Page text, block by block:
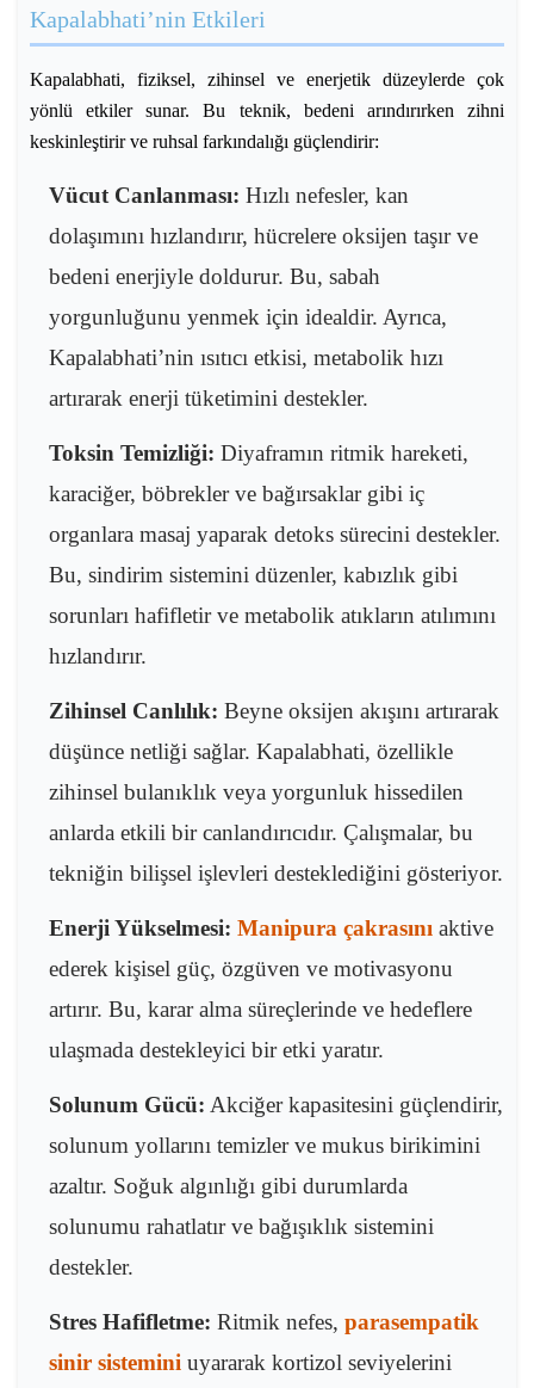
Kapalabhati’nin Etkileri
Kapalabhati, fiziksel, zihinsel ve enerjetik düzeylerde çok
yönlü etkiler sunar. Bu teknik, bedeni arındırırken zihni
keskinleştirir ve ruhsal farkındalığı güçlendirir:
Vücut Canlanması: Hızlı nefesler, kan
dolaşımını hızlandırır, hücrelere oksijen taşır ve
bedeni enerjiyle doldurur. Bu, sabah
yorgunluğunu yenmek için idealdir. Ayrıca,
Kapalabhati’nin ısıtıcı etkisi, metabolik hızı
artırarak enerji tüketimini destekler.
Toksin Temizliği: Diyaframın ritmik hareketi,
karaciğer, böbrekler ve bağırsaklar gibi iç
organlara masaj yaparak detoks sürecini destekler.
Bu, sindirim sistemini düzenler, kabızlık gibi
sorunları hafifletir ve metabolik atıkların atılımını
hızlandırır.
Zihinsel Canlılık: Beyne oksijen akışını artırarak
düşünce netliği sağlar. Kapalabhati, özellikle
zihinsel bulanıklık veya yorgunluk hissedilen
anlarda etkili bir canlandırıcıdır. Çalışmalar, bu
tekniğin bilişsel işlevleri desteklediğini gösteriyor.
Enerji Yükselmesi: Manipura çakrasını aktive
ederek kişisel güç, özgüven ve motivasyonu
artırır. Bu, karar alma süreçlerinde ve hedeflere
ulaşmada destekleyici bir etki yaratır.
Solunum Gücü: Akciğer kapasitesini güçlendirir,
solunum yollarını temizler ve mukus birikimini
azaltır. Soğuk algınlığı gibi durumlarda
solunumu rahatlatır ve bağışıklık sistemini
destekler.
Stres Hafifletme: Ritmik nefes, parasempatik
sinir sistemini uyararak kortizol seviyelerini